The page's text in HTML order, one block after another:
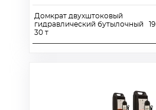
Домкрат двухштоковый
гидравлический бутылочный
30 т